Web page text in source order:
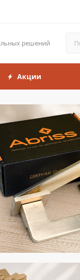
решений
Акции